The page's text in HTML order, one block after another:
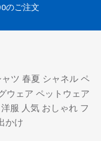
のご注文
ツ 春夏 シャネル ペ
ウェア ペットウェア
服 人気 おしゃれ フ
かけ